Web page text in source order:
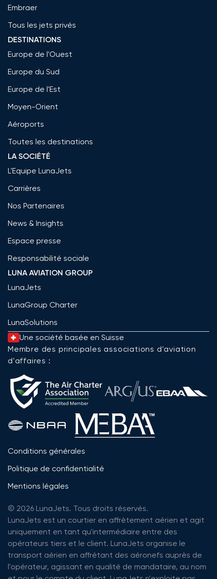
Embraer
Tous les jets privés
DESTINATIONS
Europe de l'Ouest
Europe du Sud
Europe de l'Est
Moyen-Orient
Aéroports
Toutes les destinations
LA SOCIÉTÉ
L'Equipe LunaJets
Carrières
Nos Partenaires
News & Insights
Espace presse
Responsabilité sociale
LUNA AVIATION GROUP
LunaJets
LunaGroup Charter
LunaSolutions
Une société basée en Suisse
Membre des principales associations d'aviation
d'affaires :
Conditions générales
Politique de confidentialité
Mentions légales
© 2026 LunaJets. Tous droits réservés.
LunaJets est un courtier en affrètement aérien et agit
uniquement en tant qu'intermédiaire entre des
opérateurs tiers et le client. LunaJets organise le
transport aérien en affrétant des aéronefs auprès de
l'opérateur, agissant en qualité de mandataire, au nom